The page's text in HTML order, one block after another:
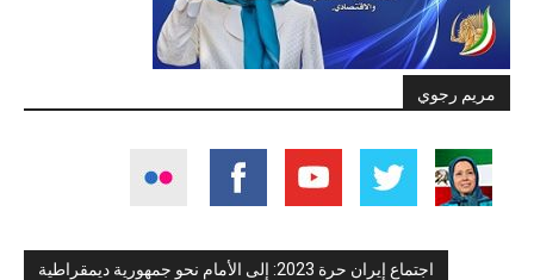
مريم رجوي
اجتماع إيران حرة 2023: إلى الأمام نحو جمهورية ديمقراطية